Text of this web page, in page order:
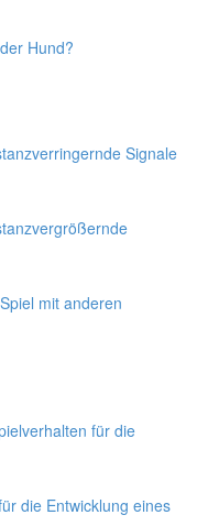
Hund?
Signale
mit anderen
für die
die Entwicklung eines